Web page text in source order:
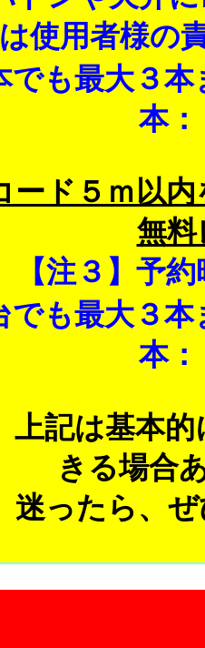
使用者様の
も最大３本
本
ード５ｍ以
無料
【注３】予
も最大３本
本
上記は基本
きる場合
迷ったら、